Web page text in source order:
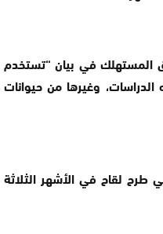
المستهلك في بيان “تستخدم
وغيرها من حيوانات
طرح لقاح في الأشهر الثلاثة